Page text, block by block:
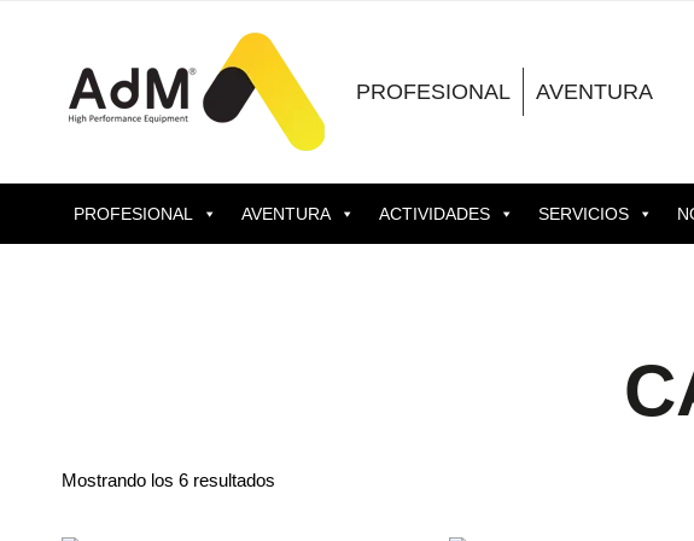
contenido
PROFESIONAL AVENTURA
PROFESIONAL AVENTURA ACTIVIDADES SERVICIOS
Mostrando los 6 resultados